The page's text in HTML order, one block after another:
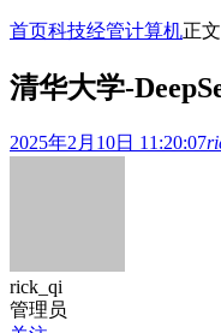
首页科技经管计算机正文
清华大学-
2025年2月10日 11:20:07
rick_qi
管理员